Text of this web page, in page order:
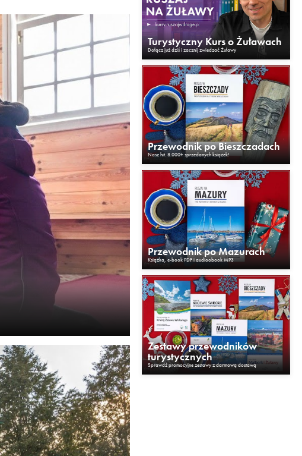
Turystyczny Kurs o Żuławach
Dołącz już dziś i zacznij zwiedzać Żuławy
Przewodnik po Bieszczadach
Nasz hit. 8.000+ sprzedanych książek!
Przewodnik po Mazurach
Książka, e-book PDF i audioobook MP3
Zestawy przewodników
turystycznych
Sprawdź promocyjne zestawy z darmową dostawą